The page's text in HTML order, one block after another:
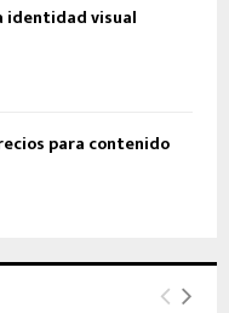
identidad visual
para contenido